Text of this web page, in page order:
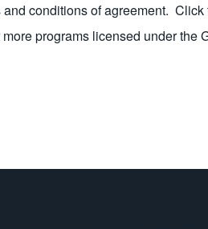
conditions of agreement. Click
programs licensed under the